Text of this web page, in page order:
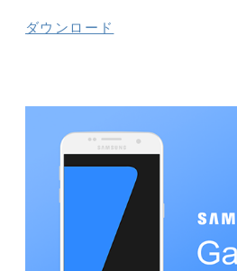
ダウンロード